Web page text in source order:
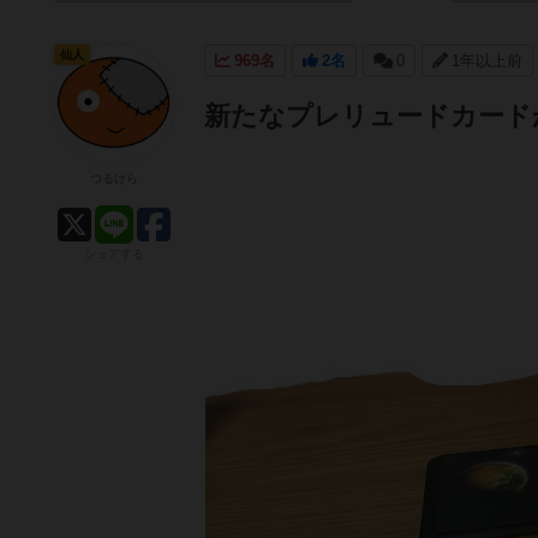
969名 2名 0 1年以上前
新たなプレリュードカード
仙人